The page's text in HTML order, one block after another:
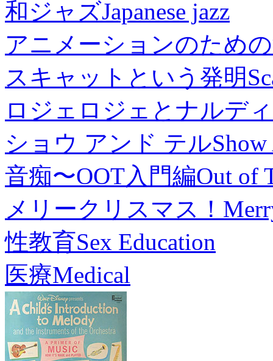
和ジャズJapanese jazz
アニメーションのため
スキャットという発明
ロジェロジェとナルデ
ショウ アンド テル
音痴〜OOT入門編Out of
メリークリスマス！
性教育Sex Education
医療Medical